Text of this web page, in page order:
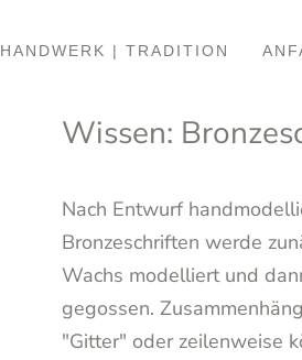
HANDWERK | TRADITION
Wissen:
Nach Entwurf
Bronzeschriften werde
Wachs modelliert und
gegossen.
"Gitter" oder zeilenweise